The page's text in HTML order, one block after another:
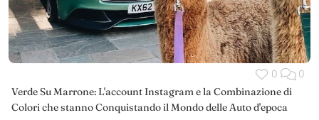
0 0
Verde Su Marrone: L'account Instagram e la Combinazione di
Colori che stanno Conquistando il Mondo delle Auto d'epoca